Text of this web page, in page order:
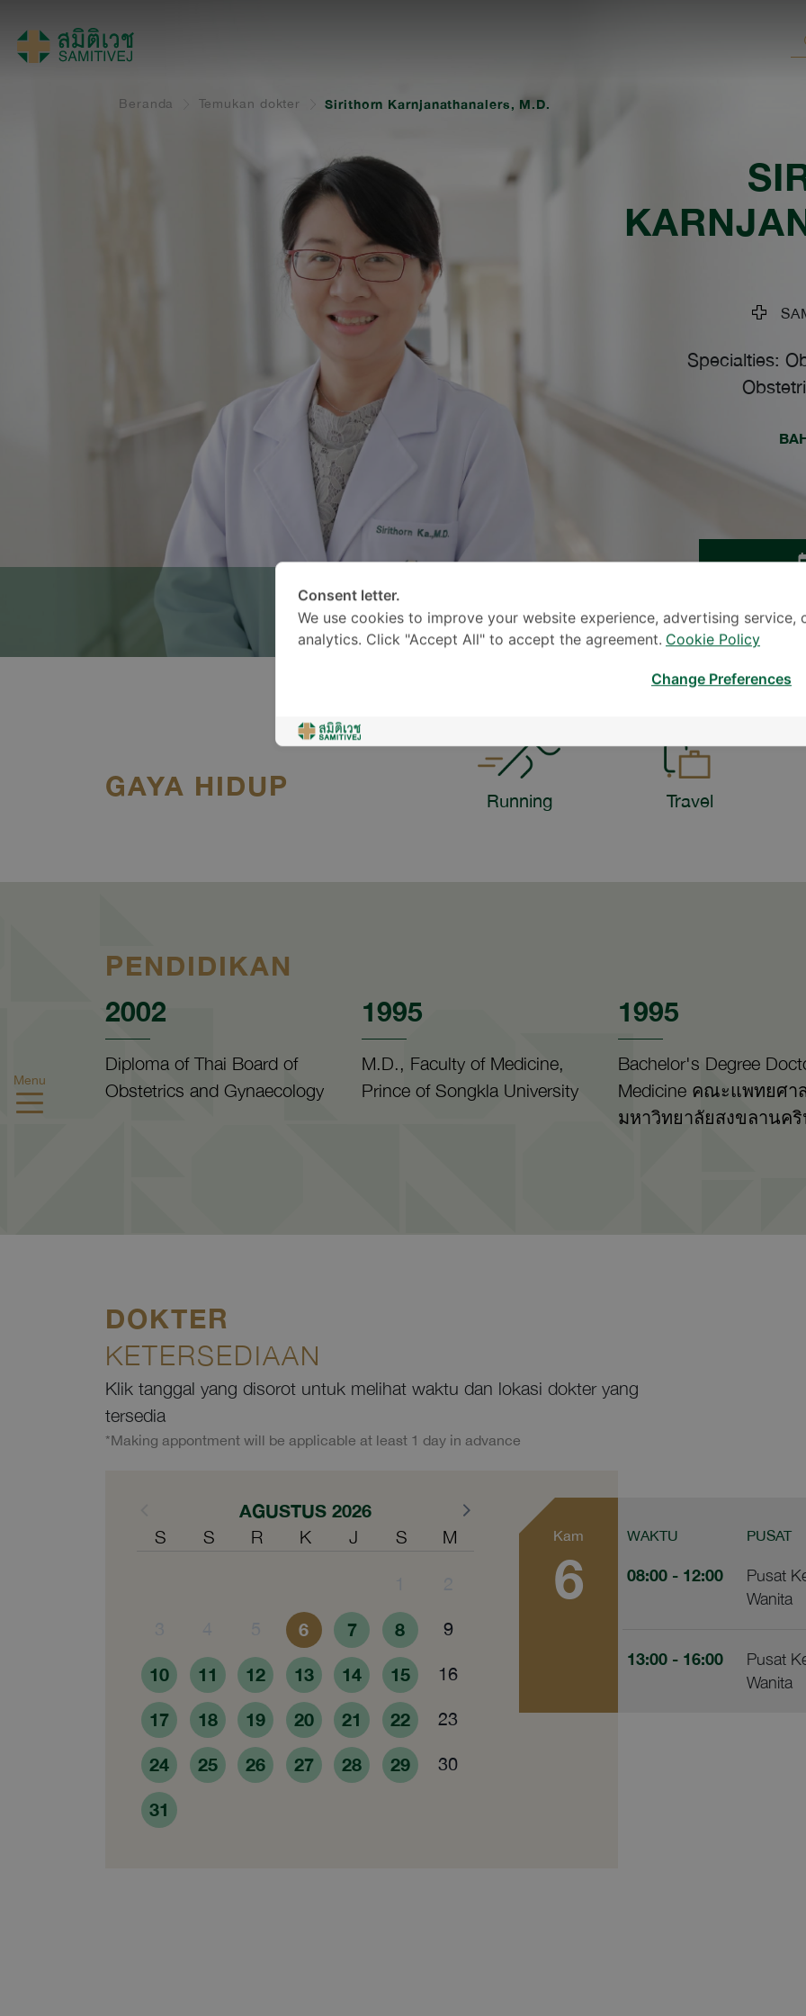
Menu
Beranda Temukan dokter Sirithorn Karnjanathanalers, M.D.
Specialties:
* The Patient
GAYA HIDUP Running Travel
PENDIDIKAN
2002
Diploma of Thai Board of
Obstetrics and Gynaecology
1995
M.D., Faculty of Medicine,
Prince of Songkla University
1995
Bachelor's Degree
Medicine คณะแพทยศา
มหาวิทยาลัยสงขลานค
DOKTER
KETERSEDIAAN
Klik tanggal yang disorot untuk melihat waktu dan lokasi dokter yang
tersedia
*Making appontment will be applicable at least 1 day in advance
AGUSTUS 2026
S S R K J S M
6 7 8 9
10 11 12 13 14 15 16
17 18 19 20 21 22 23
24 25 26 27 28 29 30
31
Kam
6
WAKTU PUSAT
08:00 - 12:00
Pusat
Wanita
13:00 - 16:00
Pusat
Wanita
Consent letter.
We use cookies to improve your website experience, advertising service,
analytics. Click "Accept All" to accept the agreement. Cookie Policy
Change Preferences